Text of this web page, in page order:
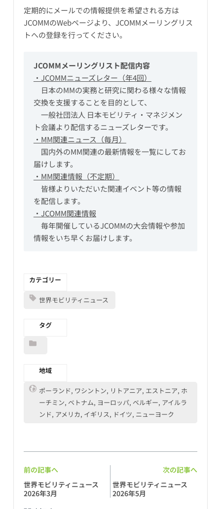
定期的にメールでの情報提供を希望される方は
JCOMMのWebページより、JCOMMメーリングリス
トへの登録を行ってください。
JCOMMメーリングリスト配信内容
・JCOMMニューズレター（年4回）
日本のMMの実務と研究に関わる様々な情報
交換を支援することを目的として、
一般社団法人 日本モビリティ・マネジメン
ト会議より配信するニューズレターです。
・MM関連ニュース（毎月）
国内外のMM関連の最新情報を一覧にしてお
届けします。
・MM関連情報（不定期）
皆様よりいただいた関連イベント等の情報
を配信します。
・JCOMM関連情報
毎年開催しているJCOMMの大会情報や参加
情報をいち早くお届けします。
カテゴリー
世界モビリティニュース
タグ
地域
ポーランド, ワシントン, リトアニア, エストニア, ホ
ーチミン, ベトナム, ヨーロッパ, ベルギー, アイルラ
ンド, アメリカ, イギリス, ドイツ, ニューヨーク
前の記事へ
次の記事へ
世界モビリティニュース
2026年3月
世界モビリティニュース
2026年5月